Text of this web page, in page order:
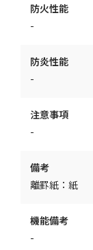
防火性能
-
防炎性能
-
注意事項
-
備考
離罫紙：紙
機能備考
-